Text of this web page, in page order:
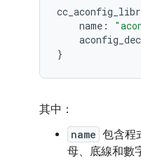
name :
}
其中：
name 包含程
母、底線和數